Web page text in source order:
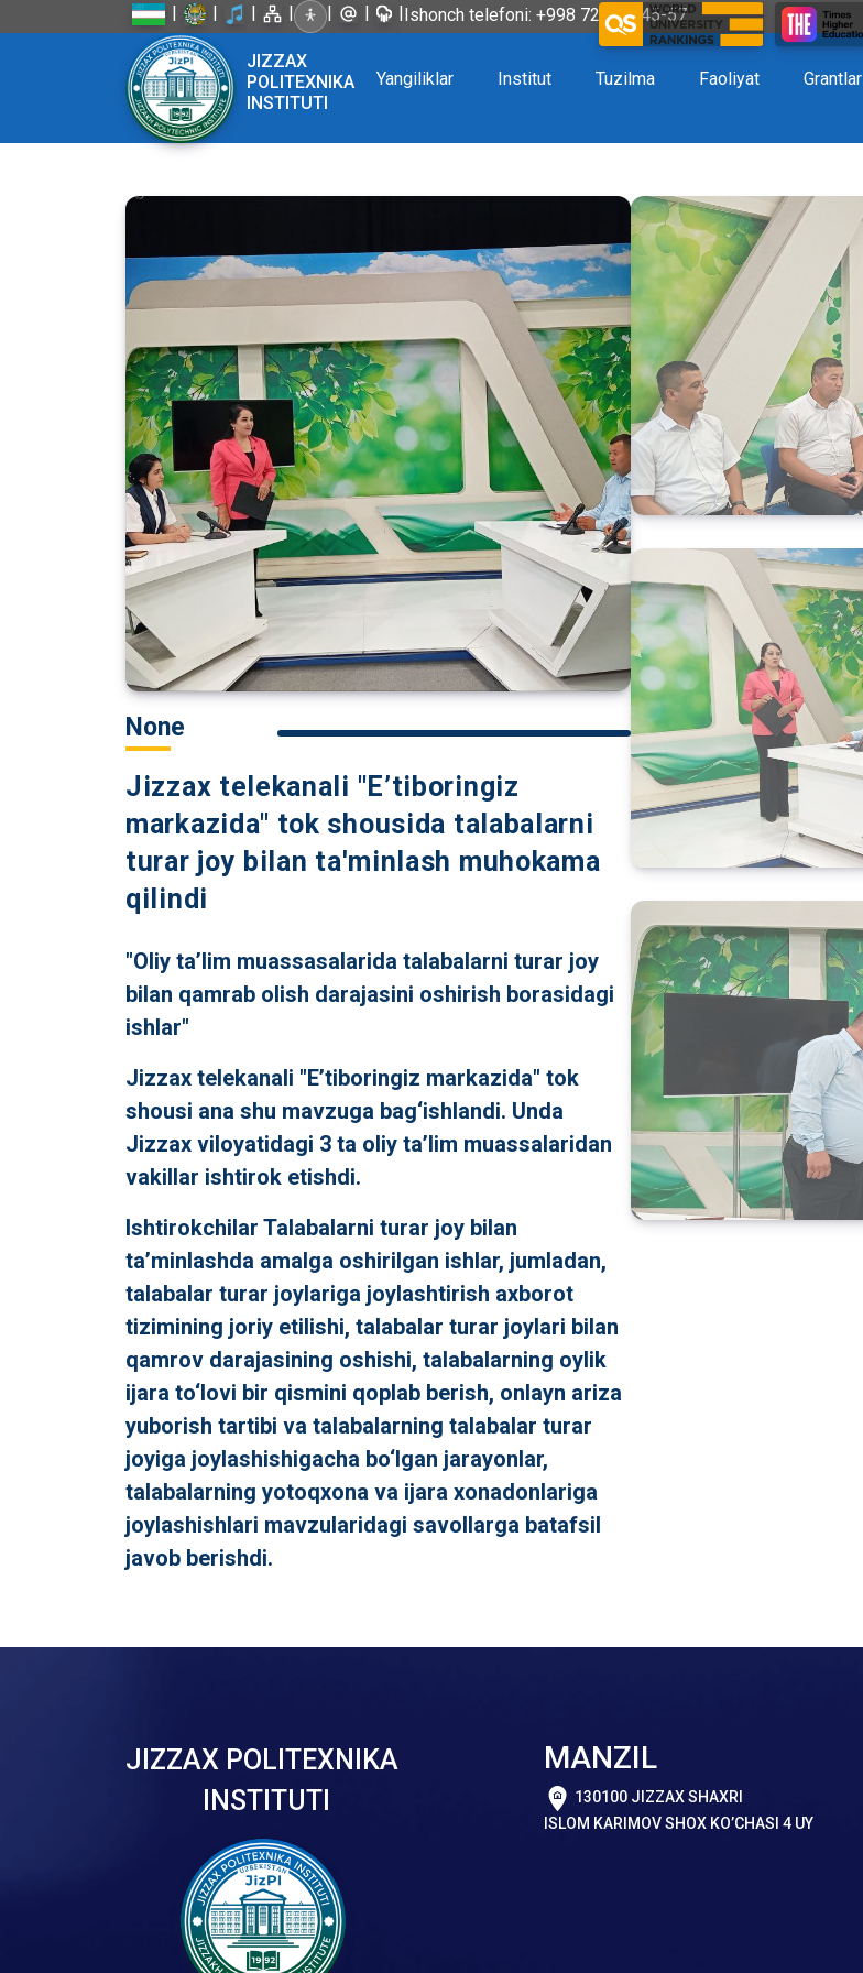
| | | | | | |Ishonch telefoni: +998 72 226-45-57
JIZZAX
POLITEXNIKA
INSTITUTI
Yangiliklar Institut Tuzilma Faoliyat Grantlar
None
Jizzax telekanali "E’tiboringiz
markazida" tok shousida talabalarni
turar joy bilan ta'minlash muhokama
qilindi
"Oliy ta’lim muassasalarida talabalarni turar joy
bilan qamrab olish darajasini oshirish borasidagi
ishlar"
Jizzax telekanali "E’tiboringiz markazida" tok
shousi ana shu mavzuga bag‘ishlandi. Unda
Jizzax viloyatidagi 3 ta oliy ta’lim muassalaridan
vakillar ishtirok etishdi.
Ishtirokchilar Talabalarni turar joy bilan
ta’minlashda amalga oshirilgan ishlar, jumladan,
talabalar turar joylariga joylashtirish axborot
tizimining joriy etilishi, talabalar turar joylari bilan
qamrov darajasining oshishi, talabalarning oylik
ijara to‘lovi bir qismini qoplab berish, onlayn ariza
yuborish tartibi va talabalarning talabalar turar
joyiga joylashishigacha bo‘lgan jarayonlar,
talabalarning yotoqxona va ijara xonadonlariga
joylashishlari mavzularidagi savollarga batafsil
javob berishdi.
JIZZAX POLITEXNIKA
INSTITUTI
MANZIL
130100 JIZZAX SHAXRI
ISLOM KARIMOV SHOX KO’CHASI 4 UY